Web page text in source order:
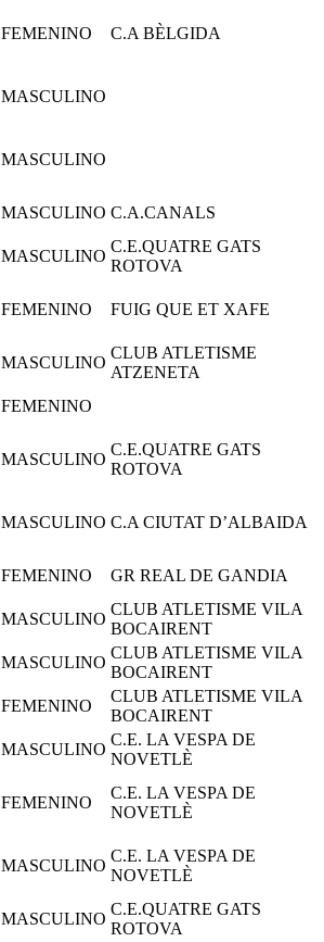
FEMENINO C.A BÈLGIDA
MASCULINO
MASCULINO
MASCULINO C.A.CANALS
MASCULINO
C.E.QUATRE GATS
ROTOVA
FEMENINO FUIG QUE ET XAFE
MASCULINO
CLUB ATLETISME
ATZENETA
FEMENINO
MASCULINO
C.E.QUATRE GATS
ROTOVA
MASCULINO C.A CIUTAT D’ALBAIDA
FEMENINO
GR REAL DE GANDIA
MASCULINO
CLUB ATLETISME VILA
BOCAIRENT
MASCULINO
CLUB ATLETISME VILA
BOCAIRENT
FEMENINO
CLUB ATLETISME VILA
BOCAIRENT
MASCULINO
C.E. LA VESPA DE
NOVETLÈ
FEMENINO
C.E. LA VESPA DE
NOVETLÈ
MASCULINO
C.E. LA VESPA DE
NOVETLÈ
MASCULINO
C.E.QUATRE GATS
ROTOVA